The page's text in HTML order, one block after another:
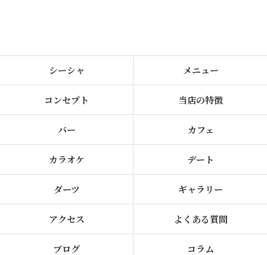
シーシャ メニュー
コンセプト 当店の特徴
バー カフェ
カラオケ デート
ダーツ ギャラリー
アクセス よくある質問
ブログ コラム